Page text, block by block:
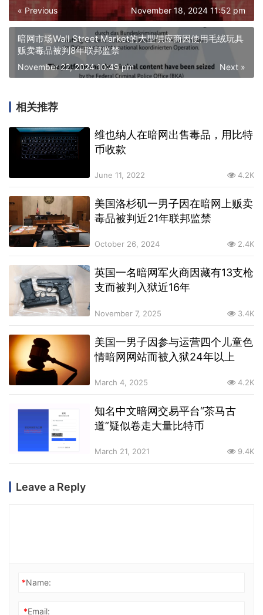
« Previous November 18, 2024 11:52 pm
暗网市场Wall Street Market的大型供应商因使用毛绒玩具
贩卖毒品被判8年联邦监禁
Next »
November 22, 2024 10:49 pm
相关推荐
维也纳人在暗网出售毒品，用比特
币收款
June 11, 2022 4.2K
美国洛杉矶一男子因在暗网上贩卖
毒品被判近21年联邦监禁
October 26, 2024 2.4K
英国一名暗网军火商因藏有13支枪
支而被判入狱近16年
November 7, 2025 3.4K
美国一男子因参与运营四个儿童色
情暗网网站而被入狱24年以上
March 4, 2025 4.2K
知名中文暗网交易平台“茶马古
道”疑似卷走大量比特币
March 21, 2021 9.4K
Leave a Reply
*Name:
*Email: